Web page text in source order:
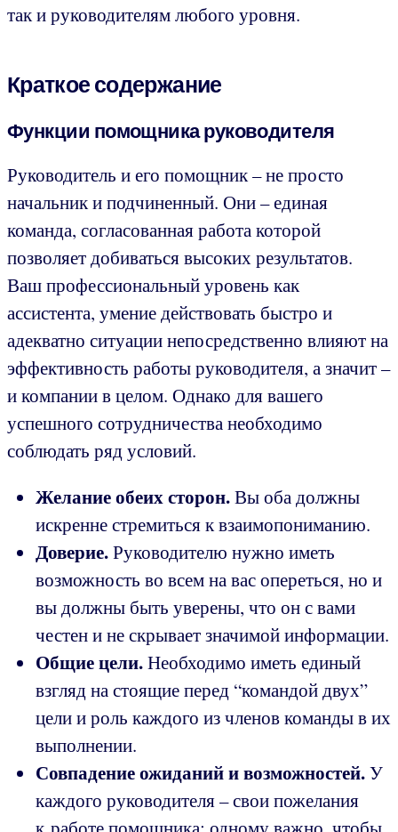
так и руководителям любого уровня.
Краткое содержание
Функции помощника руководителя
Руководитель и его помощник – не просто
начальник и подчиненный. Они – единая
команда, согласованная работа которой
позволяет добиваться высоких результатов.
Ваш профессиональный уровень как
ассистента, умение действовать быстро и
адекватно ситуации непосредственно влияют на
эффективность работы руководителя, а значит –
и компании в целом. Однако для вашего
успешного сотрудничества необходимо
соблюдать ряд условий.
Желание обеих сторон.Вы оба должны
искренне стремиться к взаимопониманию.
Доверие.Руководителю нужно иметь
возможность во всем на вас опереться, но и
вы должны быть уверены, что он с вами
честен и не скрывает значимой информации.
Общие цели.Необходимо иметь единый
взгляд на стоящие перед “командой двух”
цели и роль каждого из членов команды в их
выполнении.
Совпадение ожиданий и возможностей.У
каждого руководителя – свои пожелания